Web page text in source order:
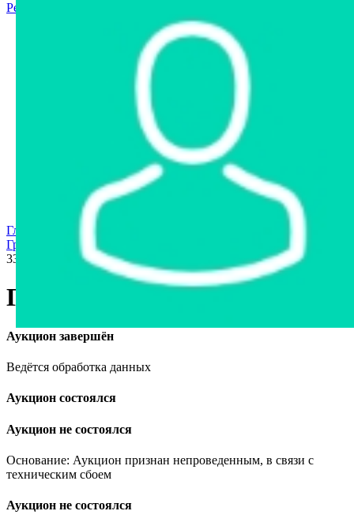
Регистрация
Интернет-магазин
Интернет-витрина
Арестованное имущество
Реестр несостоявшихся торгов
Реестр переоценок
Государственное имущество
Главная страница
Грузовая техника и автобусы
Грузовые автомобили
ГАЗ
330232, 2008
ГАЗ 330232, 2008
Аукцион завершён
Ведётся обработка данных
Аукцион состоялся
Аукцион не состоялся
Основание: Аукцион признан непроведенным, в связи с
техническим сбоем
Аукцион не состоялся